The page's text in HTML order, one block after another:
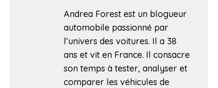
Andrea Forest est un blogueur
automobile passionné par
l’univers des voitures. Il a 38
ans et vit en France. Il consacre
son temps à tester, analyser et
comparer les véhicules de